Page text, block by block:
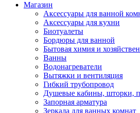
Магазин
Аксессуары для ванной
Аксессуары для кухни
Биотуалеты
Бордюры для ванной
Бытовая химия и
Ванны
Водонагреватели
Вытяжки и вентиляция
Гибкий трубопровод
Душевые кабины, шторки,
Запорная арматура
Зеркала для ванных комнат